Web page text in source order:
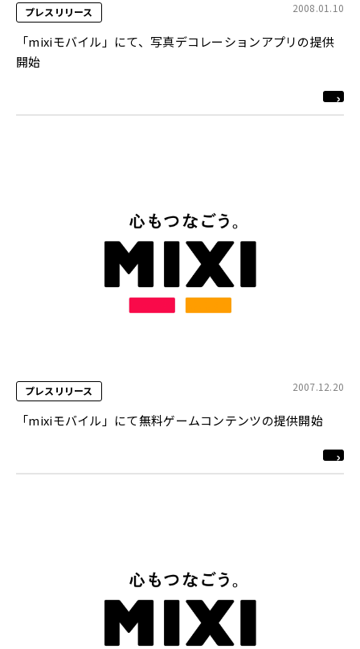
プレスリリース 2008.01.10
「mixiモバイル」にて、写真デコレーションアプリの提供
開始
プレスリリース 2007.12.20
「mixiモバイル」にて無料ゲームコンテンツの提供開始